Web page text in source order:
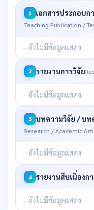
1 เอกสารประกอบก
Teaching Publication /
ยังไม่มีข้อมูลแสดง
2 รายงานการวิจัย
ยังไม่มีข้อมูลแสดง
3 บทความวิจัย / บท
Research / Academic
ยังไม่มีข้อมูลแสดง
4 รายงานสืบเนื่องก
ยังไม่มีข้อมูลแสดง